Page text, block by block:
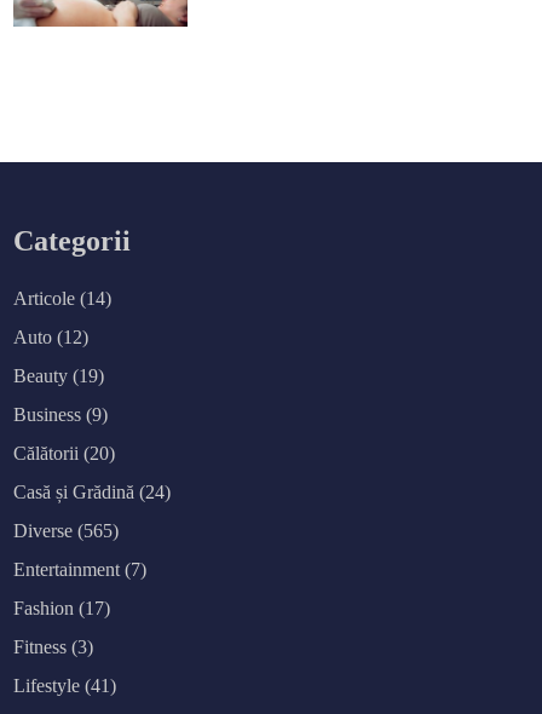
Categorii
Articole (14)
Auto (12)
Beauty (19)
Business (9)
Călătorii (20)
Casă și Grădină (24)
Diverse (565)
Entertainment (7)
Fashion (17)
Fitness (3)
Lifestyle (41)